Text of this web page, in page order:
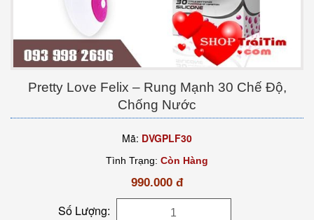
Pretty Love Felix – Rung Mạnh 30 Chế Độ,
Chống Nước
Mã: DVGPLF30
Tình Trạng: Còn Hàng
990.000 đ
Số Lượng: